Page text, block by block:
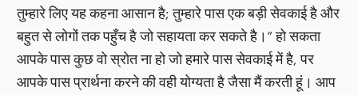
तुम्हारे लिए यह कहना आसान है; तुम्हारे पास एक बड़ी सेवकाई है और
बहुत से लोगों तक पहुँच है जो सहायता कर सकते है।” हो सकता
आपके पास कुछ वो स्रोत ना हो जो हमारे पास सेवकाई में है, पर
आपके पास प्रार्थना करने की वही योग्यता है जैसा मैं करती हूं। आप